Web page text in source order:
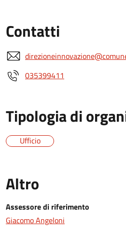
Contatti
035399411
Tipologia di
Ufficio
Altro
Assessore di riferimento
Giacomo Angeloni